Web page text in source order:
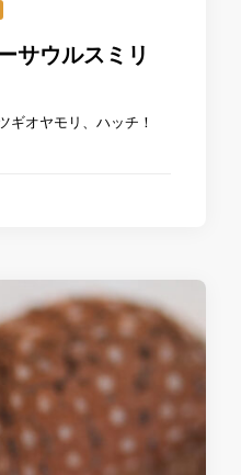
サウルスミリ
オヤモリ、ハッチ！